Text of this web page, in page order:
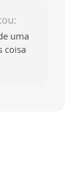
uma
coisa